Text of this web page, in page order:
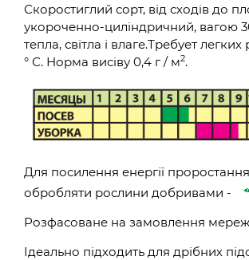
Скоростиглий сорт, від сходів до
укороченно-циліндричний, вагою
тепла, світла і влаге.Требует
° С. Норма висіву 0,4 г / м2.
Для посилення енергії
обробляти рослини добривами -
Розфасоване на замовлення
Ідеально підходить для дрібних